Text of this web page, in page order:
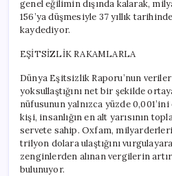
genel eğilimin dışında kalarak,
156’ya düşmesiyle 37 yıllık
kaydediyor.
EŞİTSİZLİK RAKAMLARLA
Dünya Eşitsizlik Raporu’nun
yoksullaştığını net bir şekilde
nüfusunun yalnızca yüzde
kişi, insanlığın en alt yarısının
servete sahip. Oxfam,
trilyon dolara ulaştığını
zenginlerden alınan vergilerin
bulunuyor.